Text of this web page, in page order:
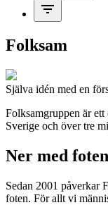
filter_list
Folksam
Själva idén med en
Folksamgruppen är
Sverige och över tre
Ner med foten
Sedan 2001 påverkar
foten. För allt vi